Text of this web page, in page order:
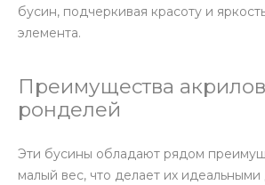
бусин, подчеркивая красоту и
элемента.
Преимущества
ронделей
Эти бусины обладают рядом
малый вес, что делает их идеальными